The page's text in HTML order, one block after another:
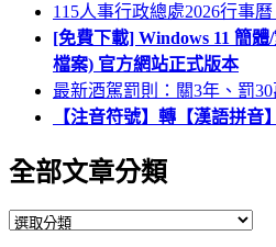
115人事行政總處2026行事曆
[免費下載] Windows 11 簡
檔案) 官方網站正式版本
最新酒駕罰則：關3年、罰
【注音符號】轉【漢語拼音
全部文章分類
全